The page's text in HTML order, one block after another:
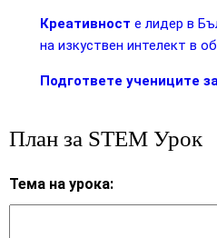
Креативност е лидер в
на изкуствен интелект в
Подгответе учениците
План за STEM Урок
Тема на урока: